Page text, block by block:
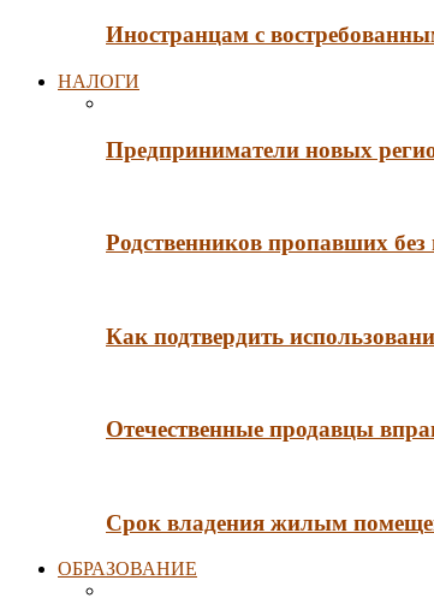
Иностранцам с
НАЛОГИ
Предприниматели новых
Родственников пропавших
Как подтвердить
Отечественные продавцы
Срок владения жилым
ОБРАЗОВАНИЕ